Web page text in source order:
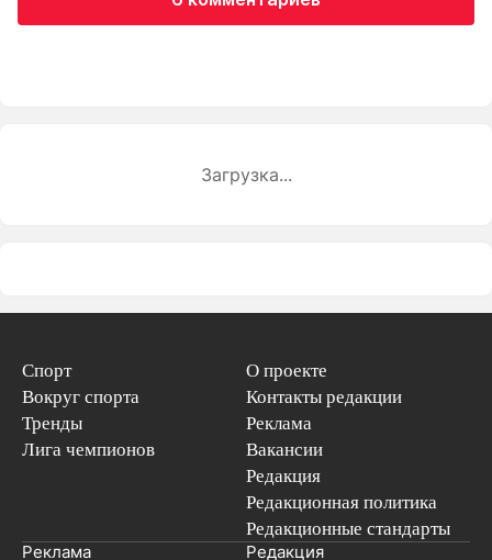
Загрузка...
Спорт
Вокруг спорта
Тренды
Лига чемпионов
О проекте
Контакты редакции
Реклама
Вакансии
Редакция
Редакционная политика
Редакционные стандарты
Реклама Редакция